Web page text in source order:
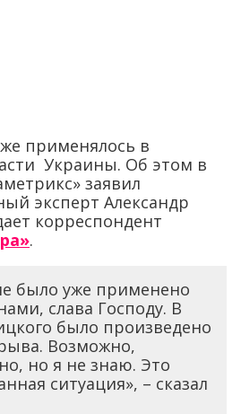
применялось в
Украины. Об этом в
заявил
эксперт Александр
корреспондент
.
было уже применено
слава Господу. В
было произведено
Возможно,
но я не знаю. Это
ситуация», – сказал